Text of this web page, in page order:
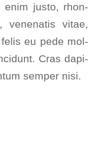
enim jus­to, rhon­
venena­tis vitae,
eu pede mol­
Cras dapi­
sem­per nisi.